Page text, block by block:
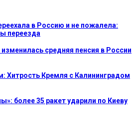
в Россию и не пожалела:
переезда
средняя пенсия в России
Хитрость Кремля с Калининградом
более 35 ракет ударили по Киеву